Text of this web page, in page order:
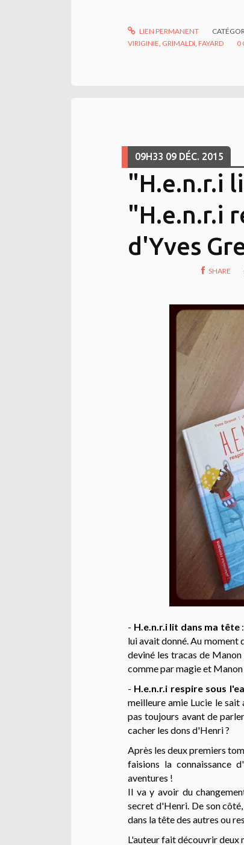
LIEN PERMANENT
VIRIGINIE GRIMALDI FAYARD 0
09H33 09 DÉC. 2015
"H.e.n.r.i
"H.e.n.r.i
d'Yves
SHARE
- H.e.n.r.i lit dans ma tête:
lui avait donné. Au moment
deviné les tracas de
comme par magie et
- H.e.n.r.i respire sous
meilleure amie Lucie le
pas toujours avant de
cacher les dons d'Henri ?
Après les deux premiers
faisions la connaissance
aventures !
Il va y avoir du
secret d'Henri. De son
dans la tête des autres ou
L'auteur fait découvrir deux